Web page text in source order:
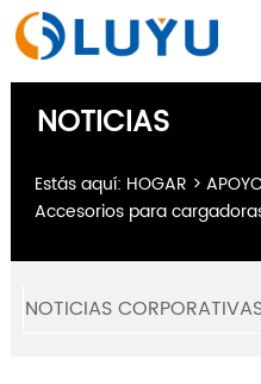
NOTICIAS
Estás aquí: HOGAR >
Accesorios para
NOTICIAS